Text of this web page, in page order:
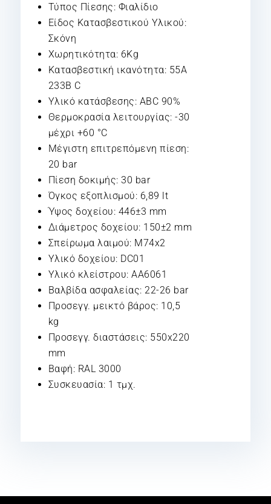
Τύπος Πίεσης: Φιαλίδιο
Είδος Κατασβεστικού Υλικού:
Σκόνη
Χωρητικότητα: 6Kg
Κατασβεστική ικανότητα: 55A
233B C
Υλικό κατάσβεσης: ABC 90%
Θερμοκρασία λειτουργίας: -30
μέχρι +60 °C
Μέγιστη επιτρεπόμενη πίεση:
20 bar
Πίεση δοκιμής: 30 bar
Όγκος εξοπλισμού: 6,89 lt
Ύψος δοχείου: 446±3 mm
Διάμετρος δοχείου: 150±2 mm
Σπείρωμα λαιμού: M74x2
Υλικό δοχείου: DC01
Υλικό κλείστρου: AA6061
Βαλβίδα ασφαλείας: 22-26 bar
Προσεγγ. μεικτό βάρος: 10,5
kg
Προσεγγ. διαστάσεις: 550x220
mm
Βαφή: RAL 3000
Συσκευασία: 1 τμχ.